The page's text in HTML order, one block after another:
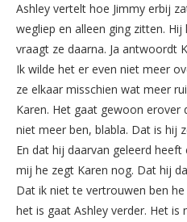
Ashley vertelt hoe Jimmy erbij
wegliep en alleen ging zitten.
vraagt ze daarna. Ja antwoordt
Ik wilde het er even niet meer
ze elkaar misschien wat meer
Karen. Het gaat gewoon
niet meer ben, blabla. Dat is hij
En dat hij daarvan geleerd
mij he zegt Karen nog. Dat hij
Dat ik niet te vertrouwen ben
het is gaat Ashley verder. Het